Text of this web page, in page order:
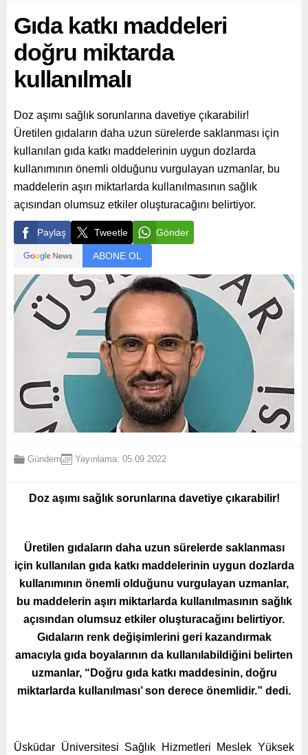
Gıda katkı maddeleri
doğru miktarda
kullanılmalı
Doz aşımı sağlık sorunlarına davetiye çıkarabilir!
Üretilen gıdaların daha uzun sürelerde saklanması için
kullanılan gıda katkı maddelerinin uygun dozlarda
kullanımının önemli olduğunu vurgulayan uzmanlar, bu
maddelerin aşırı miktarlarda kullanılmasının sağlık
açısından olumsuz etkiler oluşturacağını belirtiyor.
Paylaş Tweetle Gönder
ABONE OL
Gündem Yayınlama: 05.09.2022
Doz aşımı sağlık sorunlarına davetiye çıkarabilir!
Üretilen gıdaların daha uzun sürelerde saklanması
için kullanılan gıda katkı maddelerinin uygun dozlarda
kullanımının önemli olduğunu vurgulayan uzmanlar,
bu maddelerin aşırı miktarlarda kullanılmasının sağlık
açısından olumsuz etkiler oluşturacağını belirtiyor.
Gıdaların renk değişimlerini geri kazandırmak
amacıyla gıda boyalarının da kullanılabildiğini belirten
uzmanlar, “Doğru gıda katkı maddesinin, doğru
miktarlarda kullanılması’ son derece önemlidir.” dedi.
Üsküdar Üniversitesi Sağlık Hizmetleri Meslek Yüksek